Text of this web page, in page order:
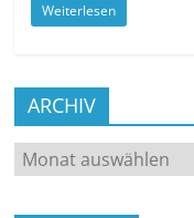
Weiterlesen
ARCHIV
ARCHIV